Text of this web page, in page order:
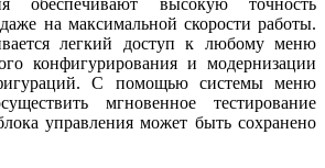
на максимальной скорости работы.
легкий доступ к любому меню
конфигурирования и модернизации
С помощью системы меню
мгновенное тестирование
управления может быть сохранено